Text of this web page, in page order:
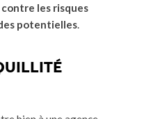
les risques
potentielles